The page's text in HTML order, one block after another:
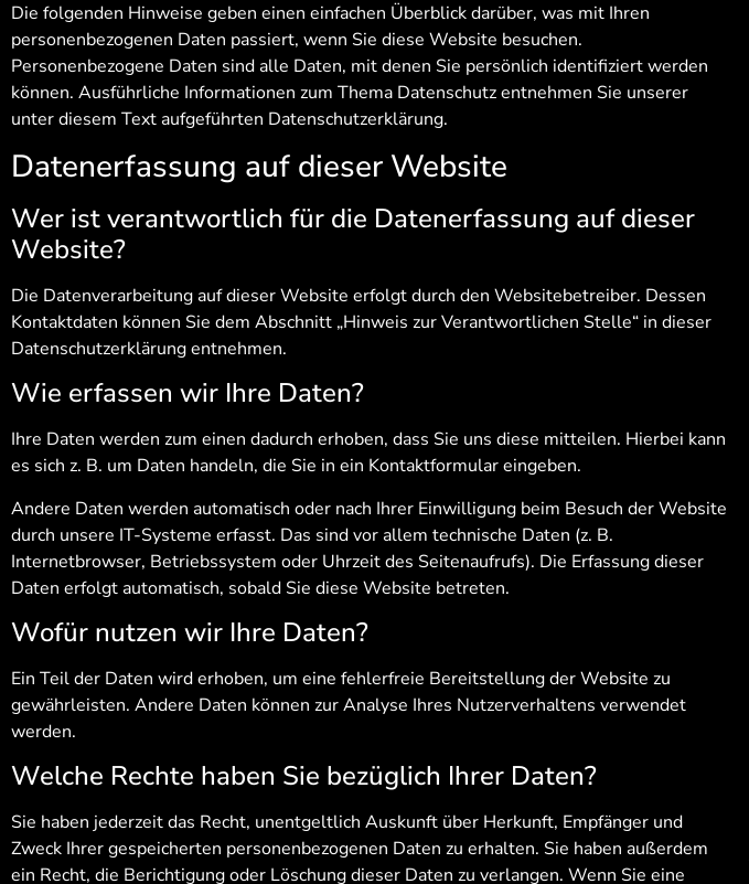
Die folgenden Hinweise geben einen einfachen Überblick darüber, was mit Ihren
personenbezogenen Daten passiert, wenn Sie diese Website besuchen.
Personenbezogene Daten sind alle Daten, mit denen Sie persönlich identifiziert werden
können. Ausführliche Informationen zum Thema Datenschutz entnehmen Sie unserer
unter diesem Text aufgeführten Datenschutzerklärung.
Datenerfassung auf dieser Website
Wer ist verantwortlich für die Datenerfassung auf dieser
Website?
Die Datenverarbeitung auf dieser Website erfolgt durch den Websitebetreiber. Dessen
Kontaktdaten können Sie dem Abschnitt „Hinweis zur Verantwortlichen Stelle“ in dieser
Datenschutzerklärung entnehmen.
Wie erfassen wir Ihre Daten?
Ihre Daten werden zum einen dadurch erhoben, dass Sie uns diese mitteilen. Hierbei kann
es sich z. B. um Daten handeln, die Sie in ein Kontaktformular eingeben.
Andere Daten werden automatisch oder nach Ihrer Einwilligung beim Besuch der Website
durch unsere IT-Systeme erfasst. Das sind vor allem technische Daten (z. B.
Internetbrowser, Betriebssystem oder Uhrzeit des Seitenaufrufs). Die Erfassung dieser
Daten erfolgt automatisch, sobald Sie diese Website betreten.
Wofür nutzen wir Ihre Daten?
Ein Teil der Daten wird erhoben, um eine fehlerfreie Bereitstellung der Website zu
gewährleisten. Andere Daten können zur Analyse Ihres Nutzerverhaltens verwendet
werden.
Welche Rechte haben Sie bezüglich Ihrer Daten?
Sie haben jederzeit das Recht, unentgeltlich Auskunft über Herkunft, Empfänger und
Zweck Ihrer gespeicherten personenbezogenen Daten zu erhalten. Sie haben außerdem
ein Recht, die Berichtigung oder Löschung dieser Daten zu verlangen. Wenn Sie eine